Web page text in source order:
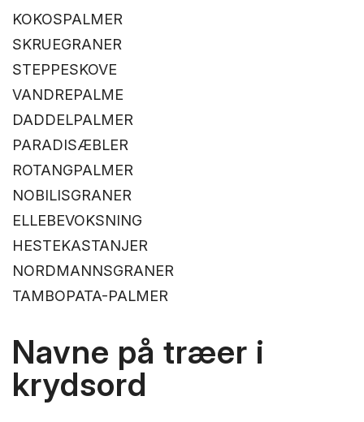
KOKOSPALMER
SKRUEGRANER
STEPPESKOVE
VANDREPALME
DADDELPALMER
PARADISÆBLER
ROTANGPALMER
NOBILISGRANER
ELLEBEVOKSNING
HESTEKASTANJER
NORDMANNSGRANER
TAMBOPATA-PALMER
Navne på træer i
krydsord